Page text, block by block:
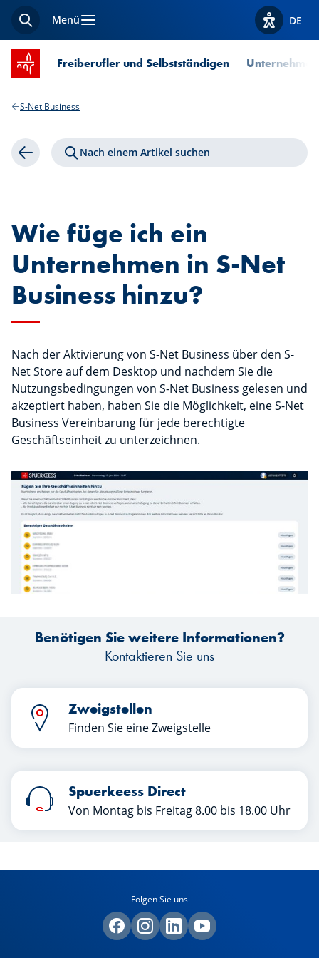
SucheMenü Optionen
DE
Startseite SPUERKEESS
Freiberufler und Selbstständigen Unternehmen
S-Net Business
Zurück Nach einem Artikel suchen
Wie füge ich ein
Unternehmen in S-Net
Business hinzu?
Nach der Aktivierung von S-Net Business über den S-
Net Store auf dem Desktop und nachdem Sie die
Nutzungsbedingungen von S-Net Business gelesen und
akzeptiert haben, haben Sie die Möglichkeit, eine S-Net
Business Vereinbarung für jede berechtigte
Geschäftseinheit zu unterzeichnen.
Benötigen Sie weitere Informationen?
Kontaktieren Sie uns
Zweigstellen
Finden Sie eine Zweigstelle
Spuerkeess Direct
Von Montag bis Freitag 8.00 bis 18.00 Uhr
Folgen Sie uns